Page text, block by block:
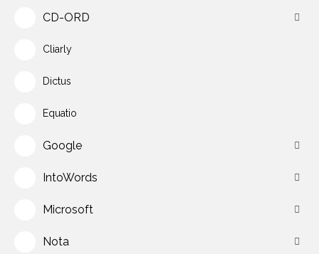
CD-ORD
Cliarly
Dictus
Equatio
Google
IntoWords
Microsoft
Nota